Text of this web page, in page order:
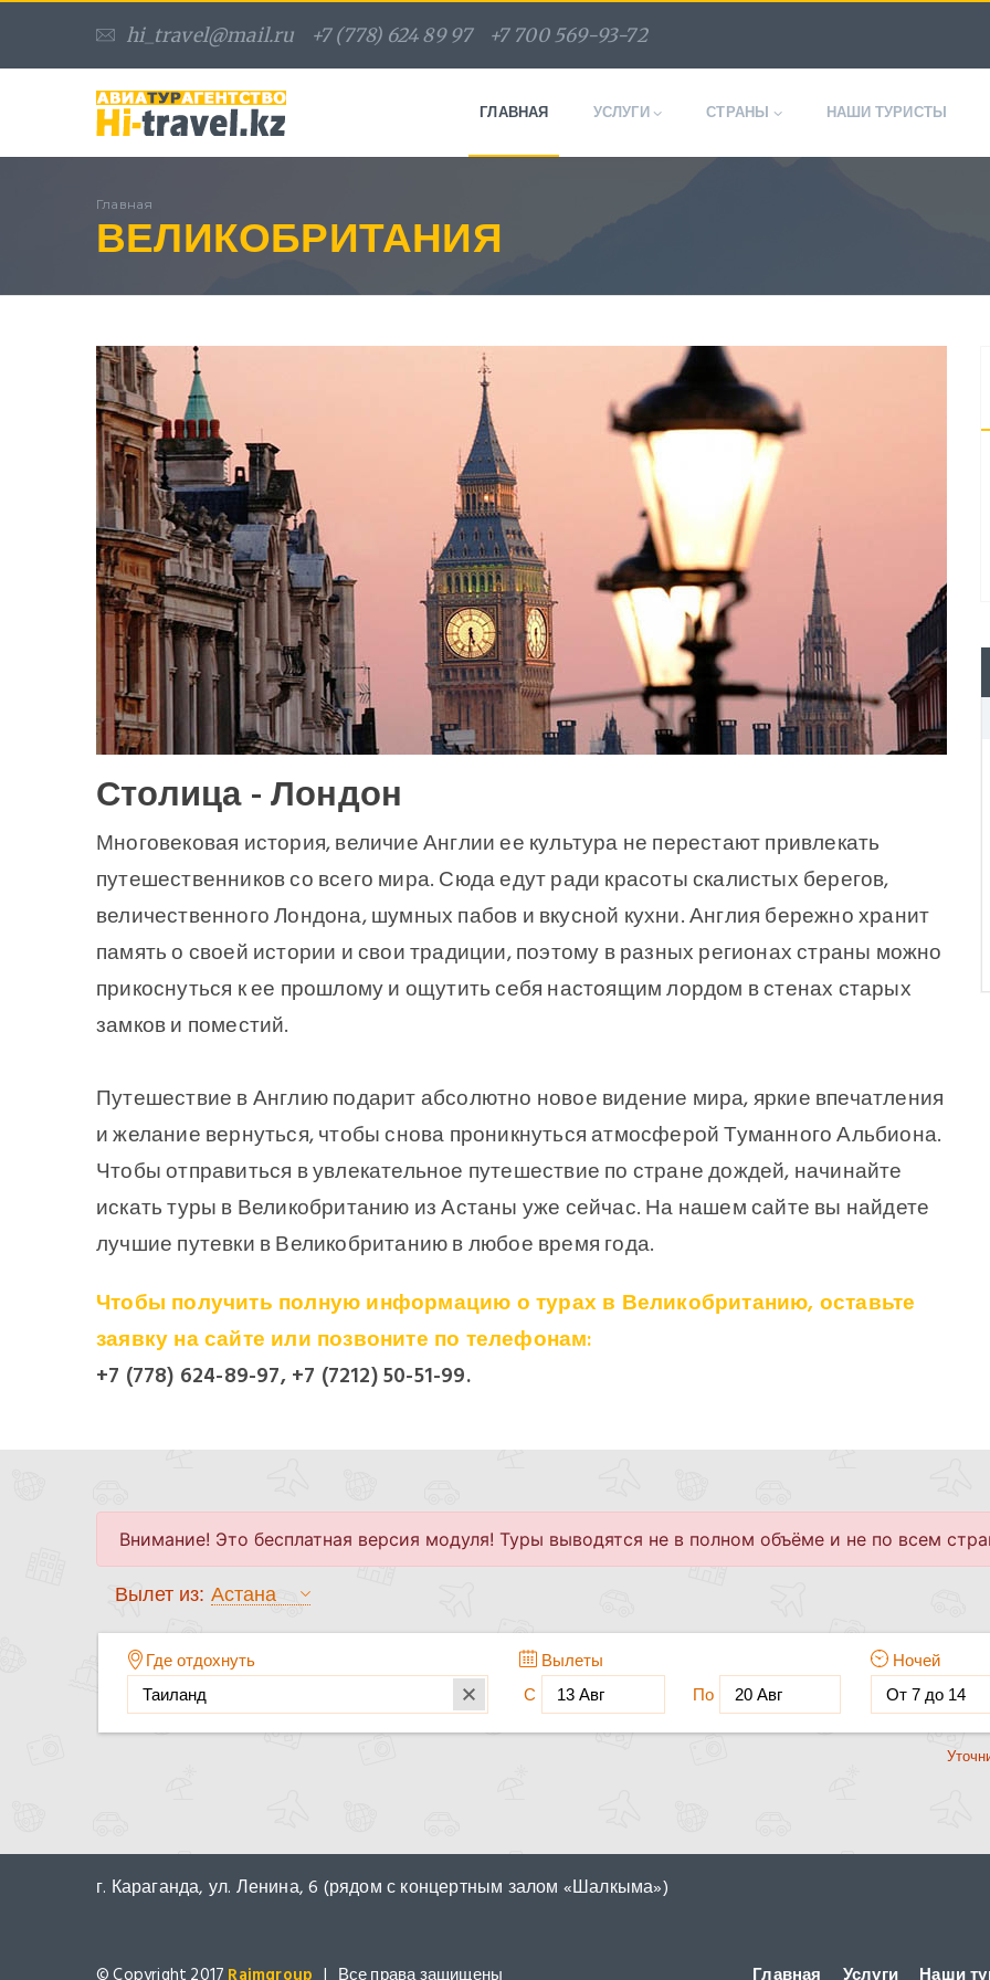
hi_travel@mail.ru +7 (778) 624 89 97 +7 700 569-93-72
ГЛАВНАЯ УСЛУГИ СТРАНЫ НАШИ ТУРИСТЫ
Главная
ВЕЛИКОБРИТАНИЯ
Столица - Лондон
Многовековая история, величие Англии ее культура не перестают привлекать
путешественников со всего мира. Сюда едут ради красоты скалистых берегов,
величественного Лондона, шумных пабов и вкусной кухни. Англия бережно хранит
память о своей истории и свои традиции, поэтому в разных регионах страны можно
прикоснуться к ее прошлому и ощутить себя настоящим лордом в стенах старых
замков и поместий.
Путешествие в Англию подарит абсолютно новое видение мира, яркие впечатления
и желание вернуться, чтобы снова проникнуться атмосферой Туманного Альбиона.
Чтобы отправиться в увлекательное путешествие по стране дождей, начинайте
искать туры в Великобританию из Астаны уже сейчас. На нашем сайте вы найдете
лучшие путевки в Великобританию в любое время года.
Чтобы получить полную информацию о турах в Великобританию, оставьте
заявку на сайте или позвоните по телефонам:
+7 (778) 624-89-97, +7 (7212) 50-51-99.
г. Караганда, ул. Ленина, 6 (рядом с концертным залом «Шалкыма»)
No account yet?Register now
Lorem ipsum dolor sit
adipiscing elit. Aenean
eget
Dont Show This